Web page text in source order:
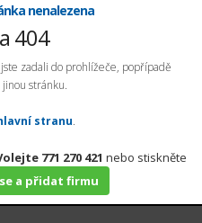
nenalezena
404
zadali do prohlížeče, popřípadě
stránku.
stranu.
771 270 421 nebo stiskněte
a přidat firmu